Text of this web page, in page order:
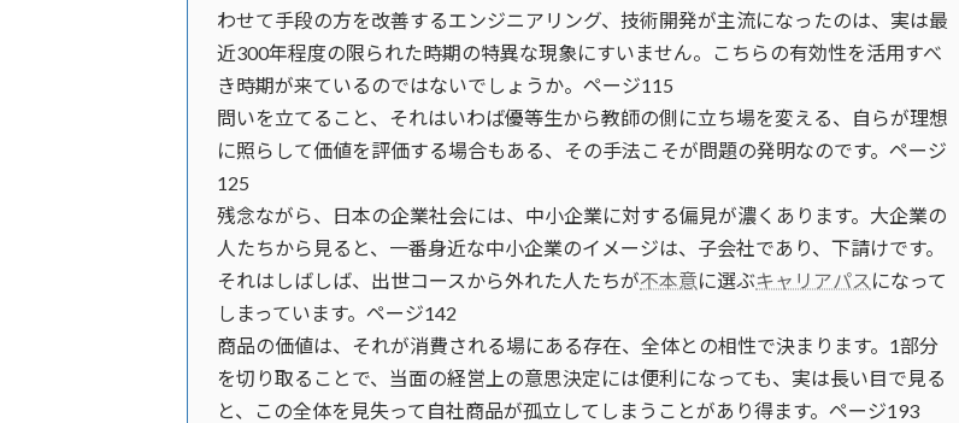
わせて手段の方を改善するエンジニアリング、技術開発が主流になったのは、実は最
近300年程度の限られた時期の特異な現象にすいません。こちらの有効性を活用すべ
き時期が来ているのではないでしょうか。ページ115
問いを立てること、それはいわば優等生から教師の側に立ち場を変える、自らが理想
に照らして価値を評価する場合もある、その手法こそが問題の発明なのです。ページ
125
残念ながら、日本の企業社会には、中小企業に対する偏見が濃くあります。大企業の
人たちから見ると、一番身近な中小企業のイメージは、子会社であり、下請けです。
それはしばしば、出世コースから外れた人たちが不本意に選ぶキャリアパス になって
しまっています。ページ142
商品の価値は、それが消費される場にある存在、全体との相性で決まります。1部分
を切り取ることで、当面の経営上の意思決定には便利になっても、実は長い目で見る
と、この全体を見失って自社商品が孤立してしまうことがあり得ます。ページ193